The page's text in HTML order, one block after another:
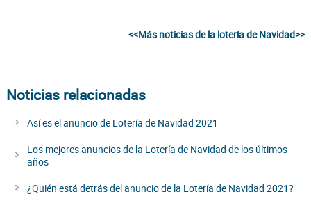
<<Más noticias de la lotería de Navidad>>
Noticias relacionadas
Así es el anuncio de Lotería de Navidad 2021
Los mejores anuncios de la Lotería de Navidad de los últimos
años
¿Quién está detrás del anuncio de la Lotería de Navidad 2021?